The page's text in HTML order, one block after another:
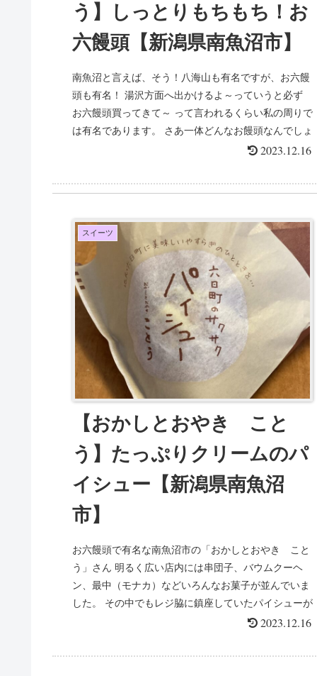
う】しっとりもちもち！お
六饅頭【新潟県南魚沼市】
南魚沼と言えば、そう！八海山も有名ですが、お六饅
頭も有名！ 湯沢方面へ出かけるよ～っていうと必ず
お六饅頭買ってきて～ って言われるくらい私の周りで
は有名であります。 さあ一体どんなお饅頭なんでしょ
2023.12.16
スイーツ
【おかしとおやき こと
う】たっぷりクリームのパ
イシュー【新潟県南魚沼
市】
お六饅頭で有名な南魚沼市の「おかしとおやき こと
う」さん 明るく広い店内には串団子、バウムクーヘ
ン、最中（モナカ）などいろんなお菓子が並んでいま
した。 その中でもレジ脇に鎮座していたパイシューが
2023.12.16